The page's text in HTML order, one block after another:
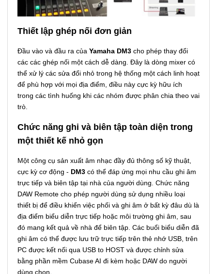
Thiết lập ghép nối đơn giản
Đầu vào và đầu ra của Yamaha DM3 cho phép thay đổi
các các ghép nối một cách dễ dàng. Đây là dòng mixer có
thể xử lý các sửa đổi nhỏ trong hệ thống một cách linh hoạt
để phù hợp với mọi địa điểm, điều này cực kỳ hữu ích
trong các tình huống khi các nhóm được phân chia theo vai
trò.
Chức năng ghi và biên tập toàn diện trong
một thiết kế nhỏ gọn
Một công cụ sản xuất âm nhạc đầy đủ thông số kỹ thuật,
cực kỳ cơ động - DM3 có thể đáp ứng mọi nhu cầu ghi âm
trực tiếp và biên tập tại nhà của người dùng. Chức năng
DAW Remote cho phép người dùng sử dụng nhiều loại
thiết bị để điều khiển việc phối và ghi âm ở bất kỳ đâu dù là
địa điểm biểu diễn trực tiếp hoặc môi trường ghi âm, sau
đó mang kết quả về nhà để biên tập. Các buổi biểu diễn đã
ghi âm có thể được lưu trữ trực tiếp trên thẻ nhớ USB, trên
PC được kết nối qua USB to HOST và được chỉnh sửa
bằng phần mềm Cubase AI đi kèm hoặc DAW do người
dùng chọn.